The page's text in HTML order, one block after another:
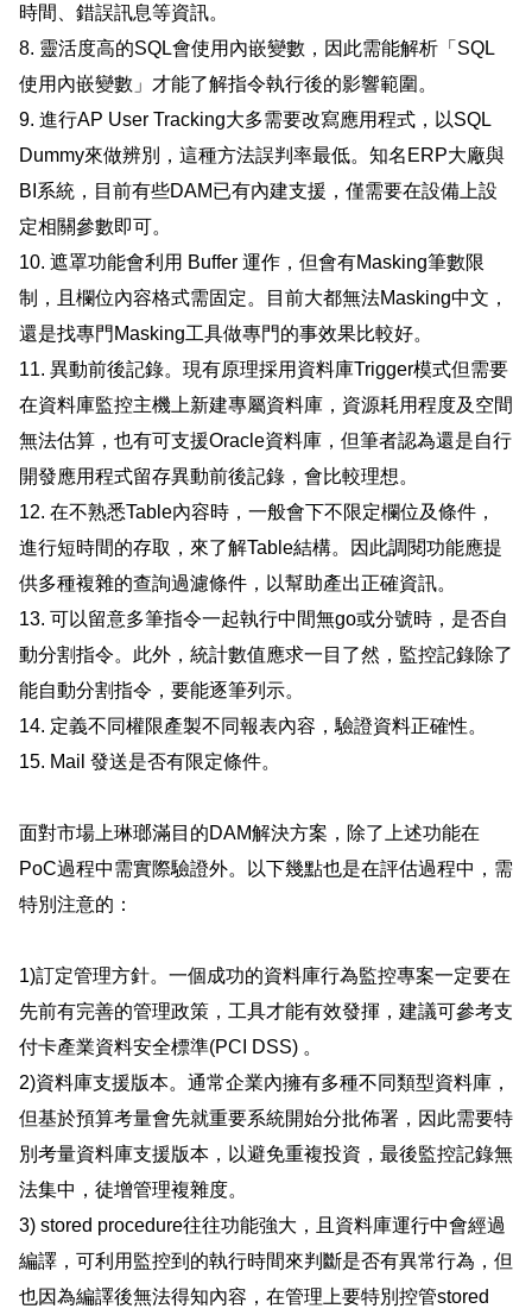
時間、錯誤訊息等資訊。
8. 靈活度高的SQL會使用內嵌變數，因此需能解析「SQL
使用內嵌變數」才能了解指令執行後的影響範圍。
9. 進行AP User Tracking大多需要改寫應用程式，以SQL
Dummy來做辨別，這種方法誤判率最低。知名ERP大廠與
BI系統，目前有些DAM已有內建支援，僅需要在設備上設
定相關參數即可。
10. 遮罩功能會利用 Buffer 運作，但會有Masking筆數限
制，且欄位內容格式需固定。目前大都無法Masking中文，
還是找專門Masking工具做專門的事效果比較好。
11. 異動前後記錄。現有原理採用資料庫Trigger模式但需要
在資料庫監控主機上新建專屬資料庫，資源耗用程度及空間
無法估算，也有可支援Oracle資料庫，但筆者認為還是自行
開發應用程式留存異動前後記錄，會比較理想。
12. 在不熟悉Table內容時，一般會下不限定欄位及條件，
進行短時間的存取，來了解Table結構。因此調閱功能應提
供多種複雜的查詢過濾條件，以幫助產出正確資訊。
13. 可以留意多筆指令一起執行中間無go或分號時，是否自
動分割指令。此外，統計數值應求一目了然，監控記錄除了
能自動分割指令，要能逐筆列示。
14. 定義不同權限產製不同報表內容，驗證資料正確性。
15. Mail 發送是否有限定條件。
面對市場上琳瑯滿目的DAM解決方案，除了上述功能在
PoC過程中需實際驗證外。以下幾點也是在評估過程中，需
特別注意的：
1)訂定管理方針。一個成功的資料庫行為監控專案一定要在
先前有完善的管理政策，工具才能有效發揮，建議可參考支
付卡產業資料安全標準(PCI DSS) 。
2)資料庫支援版本。通常企業內擁有多種不同類型資料庫，
但基於預算考量會先就重要系統開始分批佈署，因此需要特
別考量資料庫支援版本，以避免重複投資，最後監控記錄無
法集中，徒增管理複雜度。
3) stored procedure往往功能強大，且資料庫運行中會經過
編譯，可利用監控到的執行時間來判斷是否有異常行為，但
也因為編譯後無法得知內容，在管理上要特別控管stored